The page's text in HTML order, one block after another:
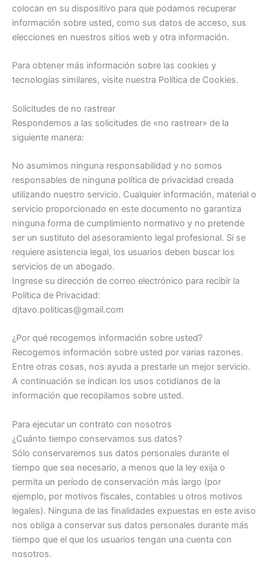
colocan en su dispositivo para que podamos recuperar
información sobre usted, como sus datos de acceso, sus
elecciones en nuestros sitios web y otra información.
Para obtener más información sobre las cookies y
tecnologías similares, visite nuestra Política de Cookies.
Solicitudes de no rastrear
Respondemos a las solicitudes de «no rastrear» de la
siguiente manera:
No asumimos ninguna responsabilidad y no somos
responsables de ninguna política de privacidad creada
utilizando nuestro servicio. Cualquier información, material o
servicio proporcionado en este documento no garantiza
ninguna forma de cumplimiento normativo y no pretende
ser un sustituto del asesoramiento legal profesional. Si se
requiere asistencia legal, los usuarios deben buscar los
servicios de un abogado.
Ingrese su dirección de correo electrónico para recibir la
Política de Privacidad:
djtavo.politicas@gmail.com
¿Por qué recogemos información sobre usted?
Recogemos información sobre usted por varias razones.
Entre otras cosas, nos ayuda a prestarle un mejor servicio.
A continuación se indican los usos cotidianos de la
información que recopilamos sobre usted.
Para ejecutar un contrato con nosotros
¿Cuánto tiempo conservamos sus datos?
Sólo conservaremos sus datos personales durante el
tiempo que sea necesario, a menos que la ley exija o
permita un período de conservación más largo (por
ejemplo, por motivos fiscales, contables u otros motivos
legales). Ninguna de las finalidades expuestas en este aviso
nos obliga a conservar sus datos personales durante más
tiempo que el que los usuarios tengan una cuenta con
nosotros.